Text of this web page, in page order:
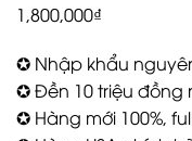
1,800,000₫
✪ Nhập khẩu
✪ Đền 10 triệu đồng
✪ Hàng mới 100%,